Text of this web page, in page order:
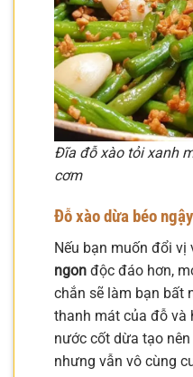
Đĩa đỗ xào tỏi xanh
cơm
Đỗ xào dừa béo
Nếu bạn muốn đổi vị
ngon độc đáo hơn,
chắn sẽ làm bạn bất
thanh mát của đỗ và
nước cốt dừa tạo
nhưng vẫn vô cùng